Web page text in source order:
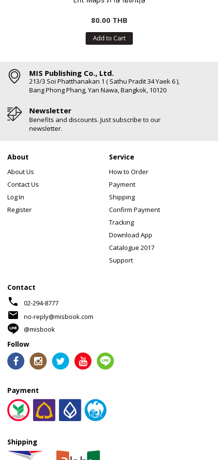
80.00 THB
Add to Cart
MIS Publishing Co., Ltd.
213/3 Soi Phatthanakan 1 ( Sathu Pradit 34 Yaek 6 ),
Bang Phong Phang, Yan Nawa, Bangkok, 10120
Newsletter
Benefits and discounts. Just subscribe to our
newsletter.
About
About Us
Contact Us
Log In
Register
Service
How to Order
Payment
Shipping
Confirm Payment
Tracking
Download App
Catalogue 2017
Support
Contact
phone 02-294-8777
mail
no-reply@misbook.com
@misbook
Follow
Payment
Shipping